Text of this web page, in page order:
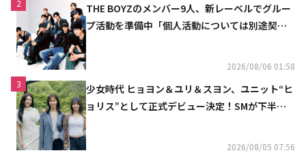
2
THE BOYZのメンバー9人、新レーベルでグルー
プ活動を準備中「個人活動については別途契約
2026/08/06 01:58
3
少女時代 ヒョヨン＆ユリ＆スヨン、ユニット“ヒ
ョリス”として正式デビュー決定！SMが下半期
2026/08/05 07:56